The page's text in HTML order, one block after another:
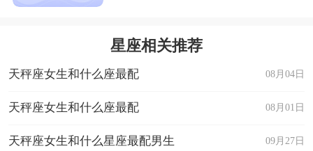
星座相关推荐
08月04日
天秤座女生和什么座最配
08月01日
天秤座女生和什么座最配
09月27日
天秤座女生和什么星座最配男生